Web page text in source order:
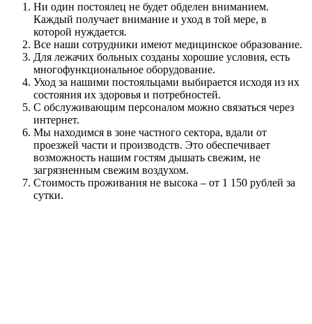
Ни один постоялец не будет обделен вниманием.
Каждый получает внимание и уход в той мере, в
которой нуждается.
Все наши сотрудники имеют медицинское образование.
Для лежачих больных созданы хорошие условия, есть
многофункциональное оборудование.
Уход за нашими постояльцами выбирается исходя из их
состояния их здоровья и потребностей.
С обслуживающим персоналом можно связаться через
интернет.
Мы находимся в зоне частного сектора, вдали от
проезжей части и производств. Это обеспечивает
возможность нашим гостям дышать свежим, не
загрязненным свежим воздухом.
Стоимость проживания не высока – от 1 150 рублей за
сутки.